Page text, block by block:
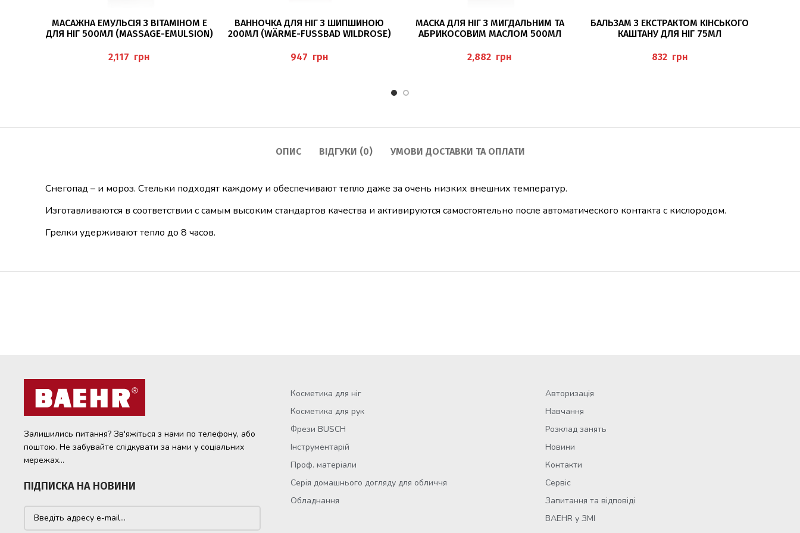
ДОДАТИ В КОШИК
МАСАЖНА ЕМУЛЬСІЯ З ВІТАМІНОМ Е
ДЛЯ НІГ 500МЛ (MASSAGE-EMULSION)
грн
ЧИТАТИ ДАЛІ
ВАННОЧКА ДЛЯ НІГ З ШИПШИНОЮ
200МЛ (WÄRME-FUSSBAD WILDROSE)
грн
ДОДАТИ В КОШИК
МАСКА ДЛЯ НІГ З МИГДАЛЬНИМ ТА
АБРИКОСОВИМ МАСЛОМ 500МЛ
грн
ДОДАТИ В КОШИК
БАЛЬЗАМ З ЕКСТРАКТОМ КІНСЬКОГО
КАШТАНУ ДЛЯ НІГ 75МЛ
грн
ОПИС ВІДГУКИ (0) УМОВИ ДОСТАВКИ ТА ОПЛАТИ
Снегопад – и мороз. Стельки подходят каждому и обеспечивают тепло даже за очень низких внешних температур.
Изготавливаются в соответствии с самым высоким стандартов качества и активируются самостоятельно после автоматического контакта с кислородом.
Грелки удерживают тепло до 8 часов.
Залишились питання? Зв'яжіться з нами по телефону, або
поштою. Не забувайте слідкувати за нами у соціальних
мережах...
ПІДПИСКА НА НОВИНИ
Косметика для ніг
Косметика для рук
Фрези BUSCH
Інструментарій
Проф. матеріали
Серія домашнього догляду для обличчя
Обладнання
Авторизація
Навчання
Розклад занять
Новини
Контакти
Сервіс
Запитання та відповіді
BAEHR у ЗМІ